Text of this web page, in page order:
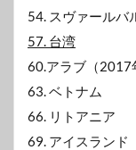
54. スヴァールバ
57. 台湾
60.アラブ（2017
63. ベトナム
66. リトアニア
69. アイスランド